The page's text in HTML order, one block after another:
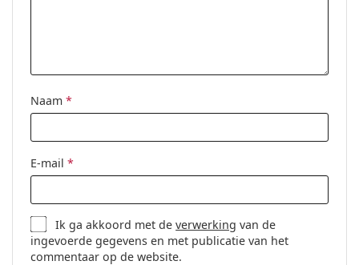
Naam *
E-mail *
Ik ga akkoord met deverwerking van de
ingevoerde gegevens en met publicatie van het
commentaar op de website.